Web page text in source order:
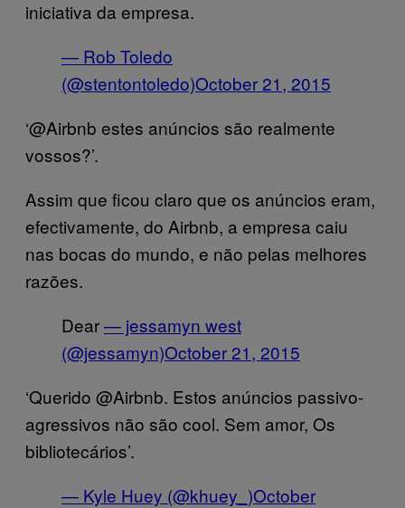
iniciativa da empresa.
— Rob Toledo
(@stentontoledo)October 21, 2015
‘@Airbnb estes anúncios são realmente
vossos?’.
Assim que ficou claro que os anúncios eram,
efectivamente, do Airbnb, a empresa caiu
nas bocas do mundo, e não pelas melhores
razões.
Dear— jessamyn west
(@jessamyn)October 21, 2015
‘Querido @Airbnb. Estos anúncios passivo-
agressivos não são cool. Sem amor, Os
bibliotecários’.
— Kyle Huey (@khuey_)October